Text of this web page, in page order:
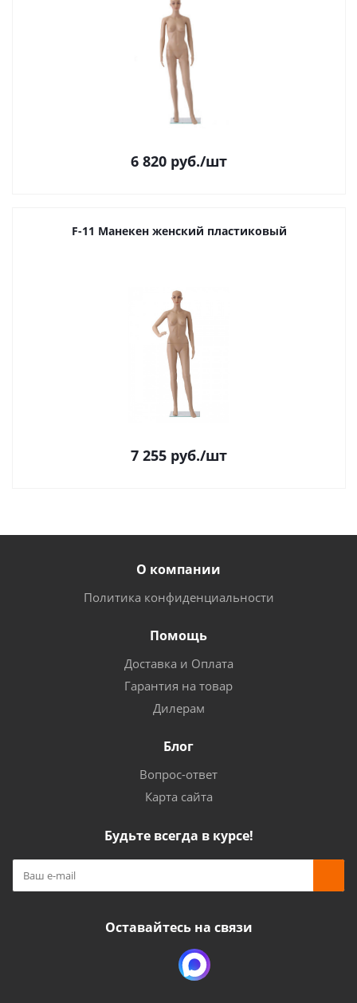
6 820 руб./шт
F-11 Манекен женский пластиковый
7 255 руб./шт
О компании
Политика конфиденциальности
Помощь
Доставка и Оплата
Гарантия на товар
Дилерам
Блог
Вопрос-ответ
Карта сайта
Будьте всегда в курсе!
Оставайтесь на связи